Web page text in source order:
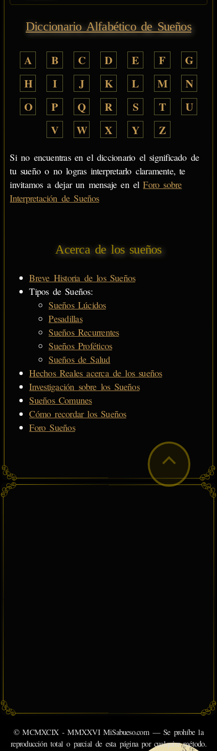
Diccionario Alfabético de Sueños
A B C D E F
G
H
I J K L M
N
O
P Q R S T
U
V
W X Y Z
Si no encuentras en el diccionario el significado de
tu sueño o no logras interpretarlo claramente, te
invitamos a dejar un mensaje en elForo sobre
Interpretación de Sueños
Acerca de los sueños
Breve Historia de los Sueños
Tipos de Sueños:
Sueños Lúcidos
Pesadillas
Sueños Recurrentes
Sueños Proféticos
Sueños de Salud
Hechos Reales acerca de los sueños
Investigación sobre los Sueños
Sueños Comunes
Cómo recordar los Sueños
Foro Sueños
© MCMXCIX - MMXXVI MiSabueso.com — Se prohíbe la
reproducción total o parcial de esta página por cualquier método.